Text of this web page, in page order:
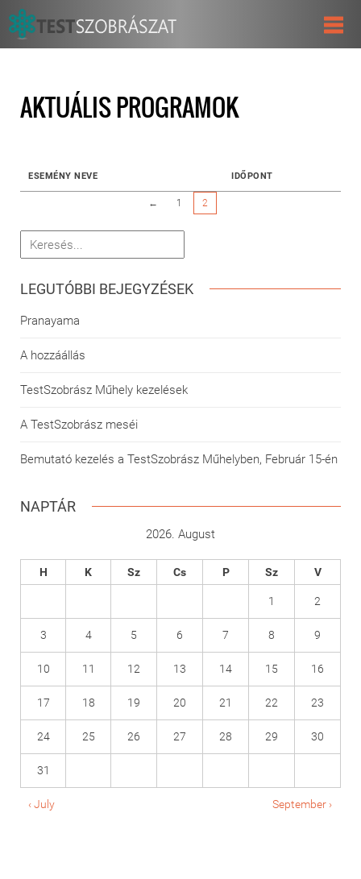
AKTUÁLIS PROGRAMOK
ESEMÉNY NEVE IDŐPONT
← 1 2
LEGUTÓBBI BEJEGYZÉSEK
Pranayama
A hozzáállás
TestSzobrász Műhely kezelések
A TestSzobrász meséi
Bemutató kezelés a TestSzobrász Műhelyben, Február 15-én
NAPTÁR
2026. August
H K Sz Cs P Sz V
1 2
3 4 5 6 7 8 9
10 11 12 13 14 15 16
17 18 19 20 21 22 23
24 25 26 27 28 29 30
31
‹ July September ›